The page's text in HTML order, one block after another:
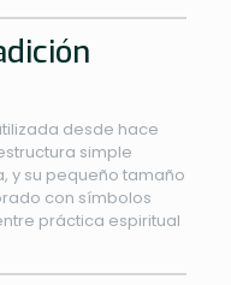
desde hace
simple
y su pequeño tamaño
con símbolos
práctica espiritual